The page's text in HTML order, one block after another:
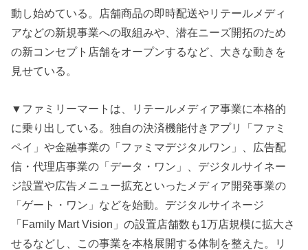
動し始めている。店舗商品の即時配送やリテールメディ
アなどの新規事業への取組みや、潜在ニーズ開拓のため
の新コンセプト店舗をオープンするなど、大きな動きを
見せている。
▼ファミリーマートは、リテールメディア事業に本格的
に乗り出している。独自の決済機能付きアプリ「ファミ
ペイ」や金融事業の「ファミマデジタルワン」、広告配
信・代理店事業の「データ・ワン」、デジタルサイネー
ジ設置や広告メニュー拡充といったメディア開発事業の
「ゲート・ワン」などを始動。デジタルサイネージ
「Family Mart Vision」の設置店舗数も1万店規模に拡大さ
せるなどし、この事業を本格展開する体制を整えた。リ